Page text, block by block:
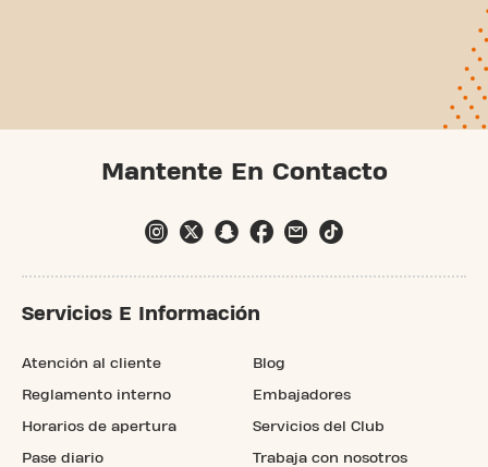
Mantente En Contacto
Servicios E Información
Atención al cliente
Reglamento interno
Horarios de apertura
Pase diario
Blog
Embajadores
Servicios del Club
Trabaja con nosotros